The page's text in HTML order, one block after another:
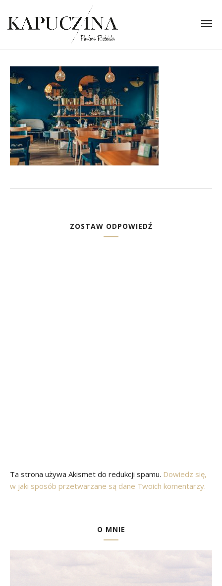
23 maja 2022
m15-2
Written by
ZOSTAW ODPOWIEDŹ
Ta strona używa Akismet do redukcji spamu. Dowiedz się,
w jaki sposób przetwarzane są dane Twoich komentarzy.
O MNIE